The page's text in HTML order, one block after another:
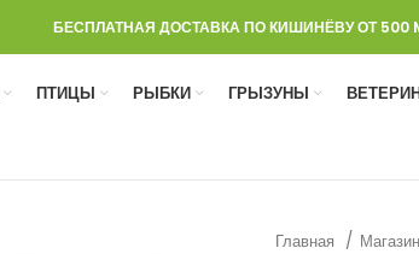
БЕСПЛАТНАЯ ДОСТАВКА ПО КИШИНЁВУ ОТ 500
ПТИЦЫ РЫБКИ ГРЫЗУНЫ
Главная Магазин